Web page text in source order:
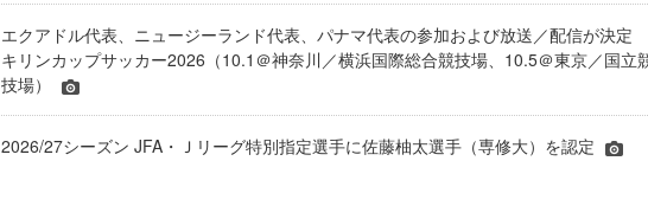
エクアドル代表、ニュージーランド代表、パナマ代表の参加および放送／配信が決定
キリンカップサッカー2026（10.1＠神奈川／横浜国際総合競技場、10.5＠東京／国立
技場）
2026/27シーズン JFA・Ｊリーグ特別指定選手に佐藤柚太選手（専修大）を認定